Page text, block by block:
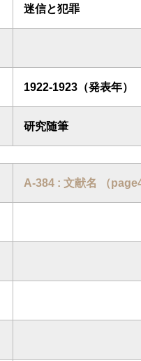
迷信と犯罪
1922-1923（発表年）
研究随筆
A-384 : 文献名 （